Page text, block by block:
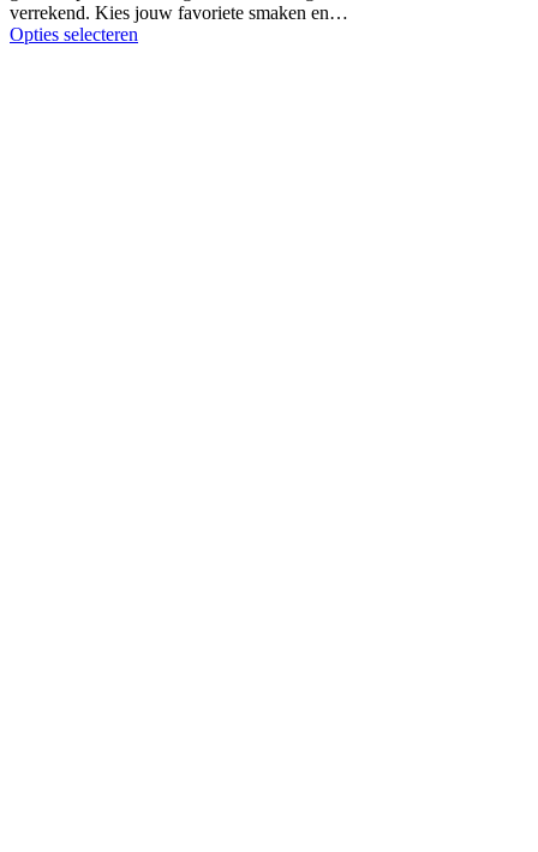
verrekend. Kies jouw favoriete smaken en…
Opties selecteren